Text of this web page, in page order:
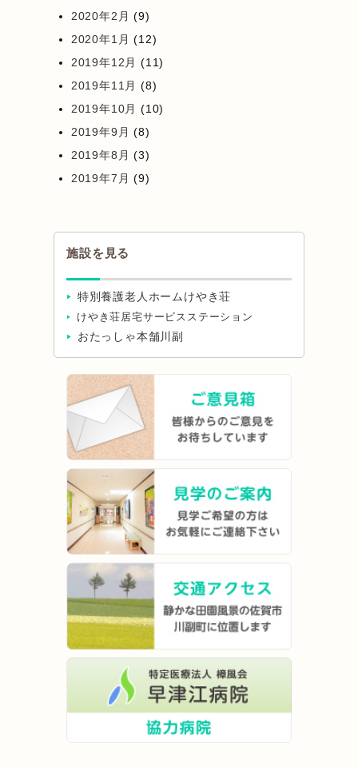
2020年2月 (9)
2020年1月 (12)
2019年12月 (11)
2019年11月 (8)
2019年10月 (10)
2019年9月 (8)
2019年8月 (3)
2019年7月 (9)
施設を見る
特別養護老人ホームけやき荘
けやき荘居宅サービスステーション
おたっしゃ本舗川副